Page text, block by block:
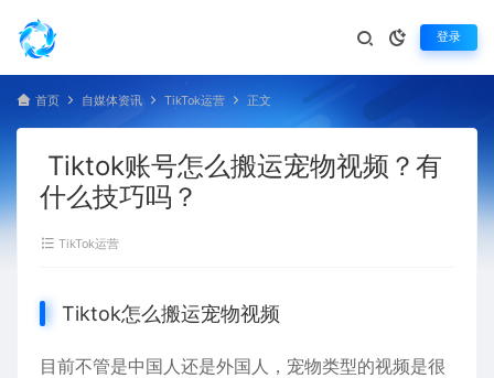
登录
首页 自媒体资讯 TikTok运营 正文
Tiktok账号怎么搬运宠物视频？有
什么技巧吗？
TikTok运营
Tiktok怎么搬运宠物视频
目前不管是中国人还是外国人，宠物类型的视频是很